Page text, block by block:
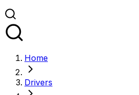
Home
Drivers